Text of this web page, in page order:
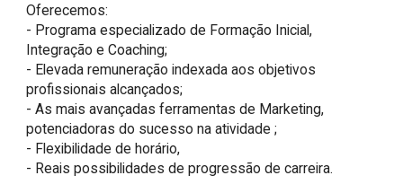
Oferecemos:
- Programa especializado de Formação Inicial,
Integração e Coaching;
- Elevada remuneração indexada aos objetivos
profissionais alcançados;
- As mais avançadas ferramentas de Marketing,
potenciadoras do sucesso na atividade ;
- Flexibilidade de horário,
- Reais possibilidades de progressão de carreira.